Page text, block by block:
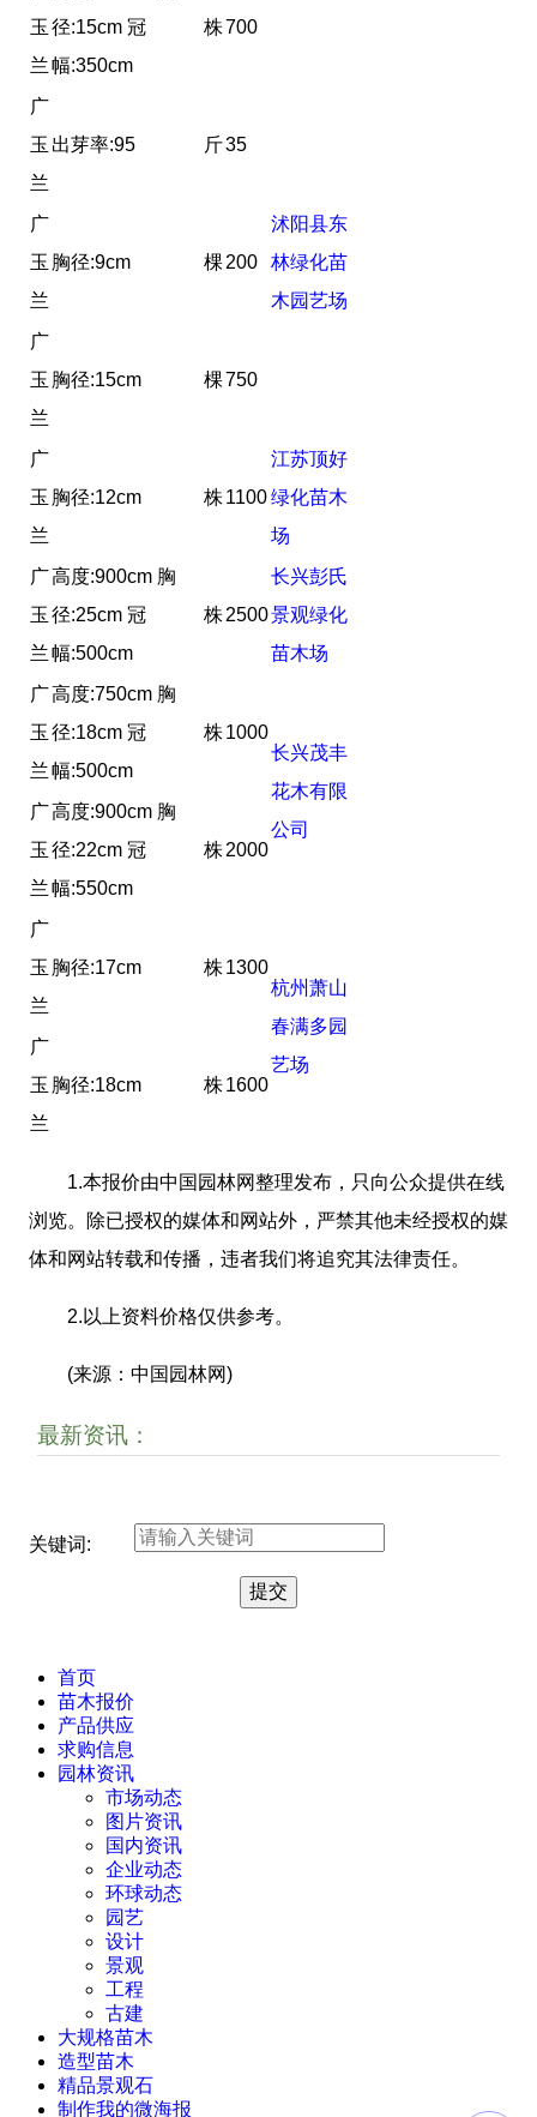
玉
兰
径:15cm 冠
幅:350cm
株700
广
玉
兰
出芽率:95 斤35
沭阳县东
林绿化苗
木园艺场
广
玉
兰
胸径:9cm 棵200
广
玉
兰
胸径:15cm 棵750
广
玉
兰
胸径:12cm 株1100
江苏顶好
绿化苗木
场
广
玉
兰
高度:900cm 胸
径:25cm 冠
幅:500cm
株2500
长兴彭氏
景观绿化
苗木场
广
玉
兰
高度:750cm 胸
径:18cm 冠
幅:500cm
株1000
长兴茂丰
花木有限
公司
广
玉
兰
高度:900cm 胸
径:22cm 冠
幅:550cm
株2000
广
玉
兰
胸径:17cm 株1300
杭州萧山
春满多园
艺场
广
玉
兰
胸径:18cm 株1600
1.本报价由中国园林网整理发布，只向公众提供在线
浏览。除已授权的媒体和网站外，严禁其他未经授权的媒
体和网站转载和传播，违者我们将追究其法律责任。
2.以上资料价格仅供参考。
(来源：中国园林网)
最新资讯：
关键词:
首页
苗木报价
产品供应
求购信息
园林资讯
市场动态
图片资讯
国内资讯
企业动态
环球动态
园艺
设计
景观
工程
古建
大规格苗木
造型苗木
精品景观石
制作我的微海报